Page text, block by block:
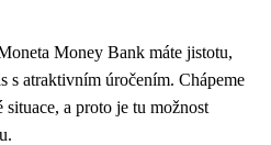
Money Bank máte jistotu,
s atraktivním úročením. Chápeme
a proto je tu možnost